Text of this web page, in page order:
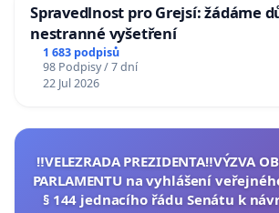
Spravedlnost pro Grejsí: žádáme
nestranné vyšetření
1 683 podpisů
98 Podpisy / 7 dní
22 Jul 2026
‼️VELEZRADA PREZIDENTA‼️VÝZVA
PARLAMENTU na vyhlášení
§ 144 jednacího řádu Senátu k